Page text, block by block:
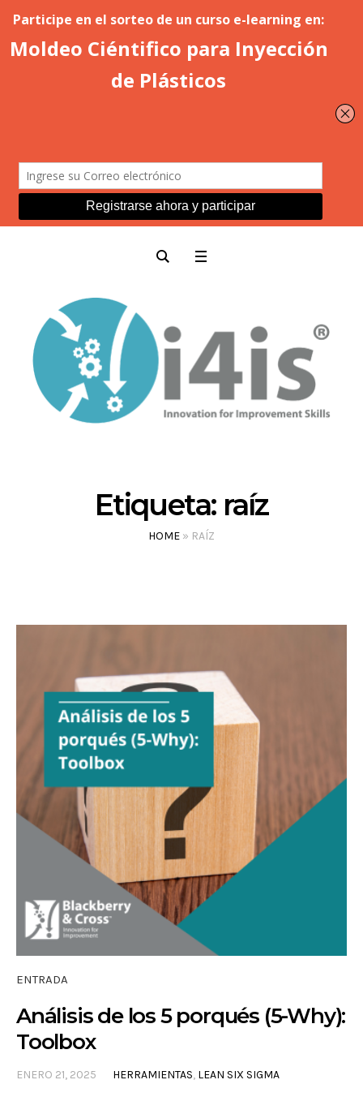
Etiqueta: raíz
HOME » RAÍZ
ENTRADA
Análisis de los 5 porqués (5-Why):
Toolbox
ENERO 21, 2025 HERRAMIENTAS, LEAN SIX SIGMA